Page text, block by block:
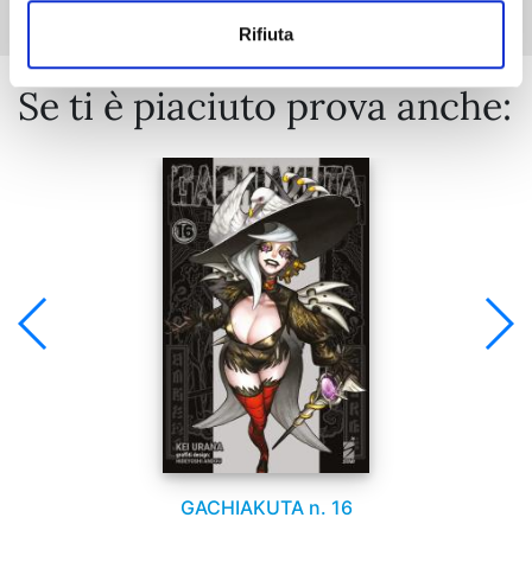
Rifiuta
Se ti è piaciuto prova anche:
GACHIAKUTA n. 16